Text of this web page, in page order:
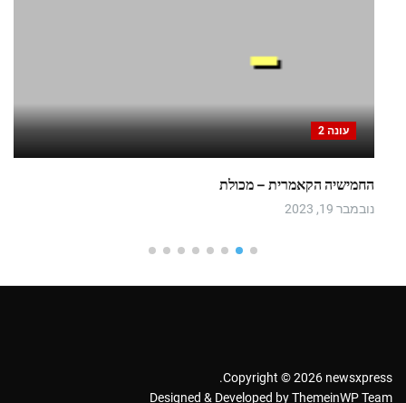
עונה 2
החמישיה הקאמרית – מכולת
נובמבר 19, 2023
Copyright © 2026 newsxpress.
Designed & Developed byThemeinWP Team